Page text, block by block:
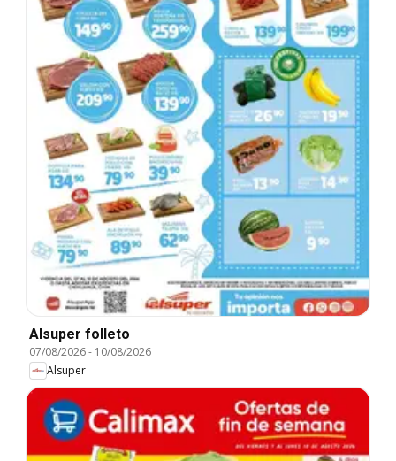
Alsuper folleto
07/08/2026- 10/08/2026
Alsuper